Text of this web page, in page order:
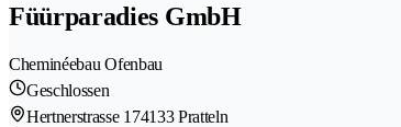
Füürparadies GmbH
Cheminéebau Ofenbau
Geschlossen
Hertnerstrasse 174133 Pratteln